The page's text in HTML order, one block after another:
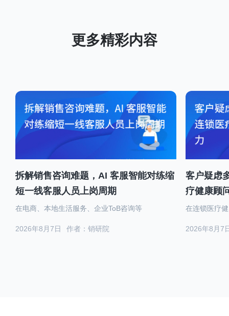
拆解销售咨询难题，AI 客服智能对练缩
短一线客服人员上岗周期
作者：销研院
2026年8月7日
在电商、本地生活服务、企业ToB咨询等
客户疑虑
疗健康顾
2026年8月7
在连锁医疗